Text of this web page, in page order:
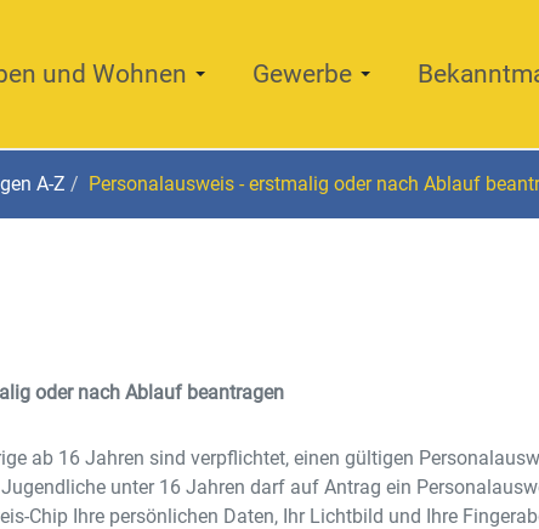
und Wohnen Gewerbe
A-Z Personalausweis - erstmalig oder nach Ablauf
oder nach Ablauf beantragen
ab 16 Jahren sind verpflichtet, einen gültigen
unter 16 Jahren darf auf Antrag ein
Chip Ihre persönlichen Daten, Ihr Lichtbild und Ihre